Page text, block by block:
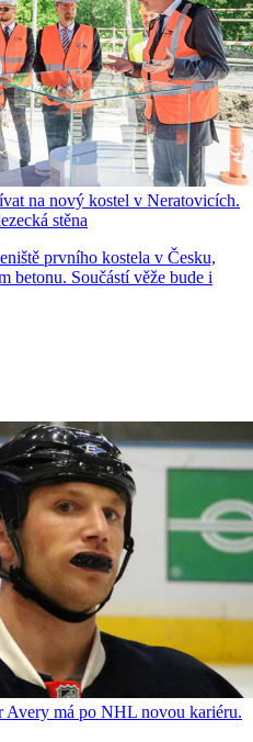
na nový kostel v Neratovicích.
stěna
prvního kostela v Česku,
betonu. Součástí věže bude i
má po NHL novou kariéru.